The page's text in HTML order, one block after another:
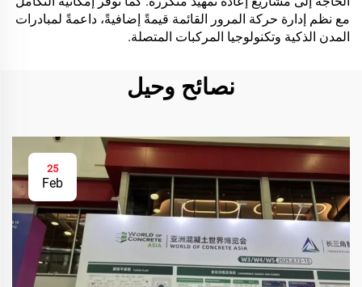
مع نظم إدارة حركة المرور القائمة قيمةً إضافيةً، داعمةً لمبادرات
المدن الذكية وتكنولوجيا المركبات المتصلة.
نصائح وحيل
25
Feb